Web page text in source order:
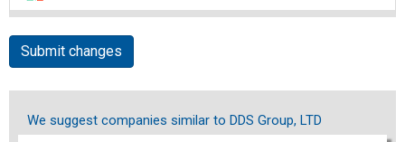
Submit changes
We suggest companies similar to DDS Group, LTD